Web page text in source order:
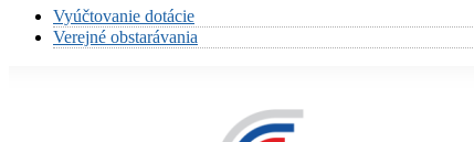
Vyúčtovanie dotácie
Verejné obstarávania